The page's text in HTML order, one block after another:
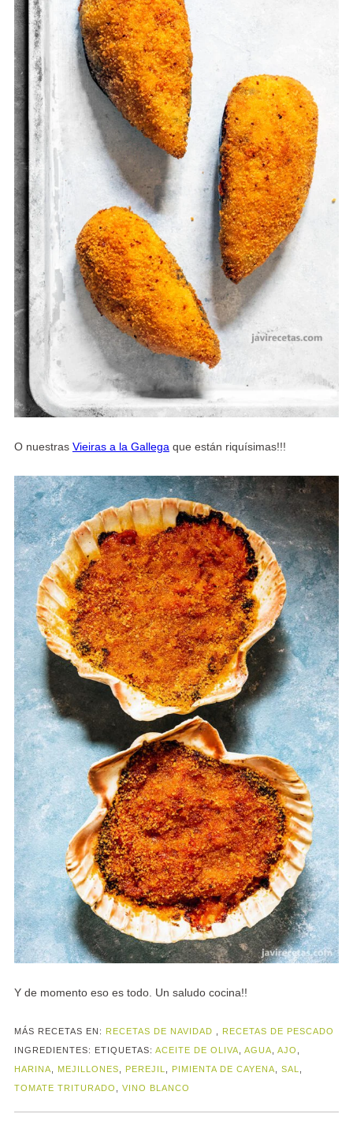
O nuestras Vieiras a la Gallega que están riquísimas!!!
Y de momento eso es todo. Un saludo cocina!!
MÁS RECETAS EN: RECETAS DE NAVIDAD
RECETAS DE PESCADO
INGREDIENTES:
ETIQUETAS: ACEITE DE OLIVA AGUA AJO
HARINA
MEJILLONES PEREJIL PIMIENTA DE CAYENA SAL
TOMATE TRITURADO
VINO BLANCO